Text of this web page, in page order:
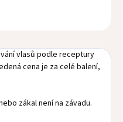
vlasů podle receptury
cena je za celé balení,
zákal není na závadu.